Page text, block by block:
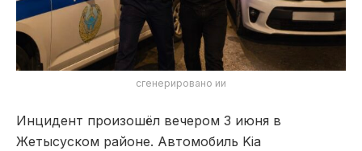
сгенерировано ии
Инцидент произошёл вечером 3 июня в
Жетысуском районе. Автомобиль Kia